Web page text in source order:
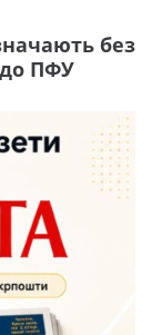
без
до ПФУ